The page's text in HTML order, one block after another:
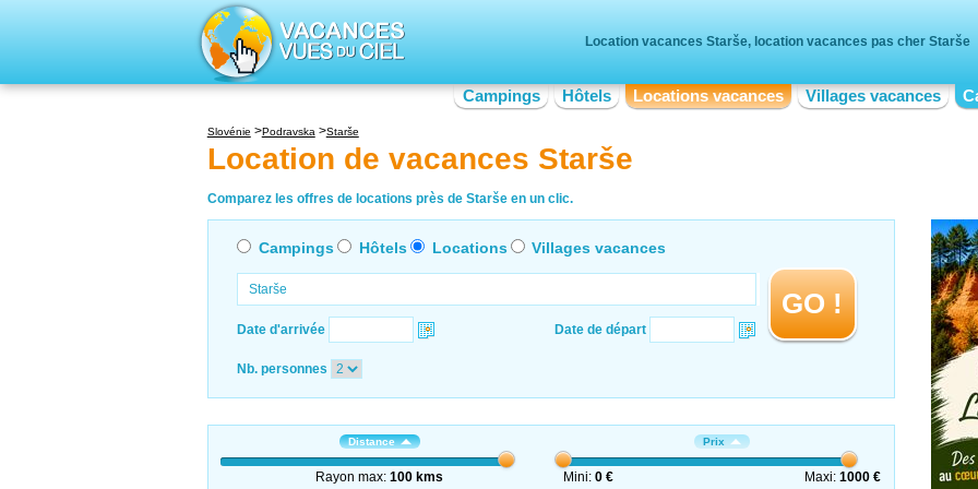
Location vacances Starše, location vacances pas cher Starše
Campings Hôtels Locations vacances Villages vacances
Slovénie Podravska Starše
Location de vacances Starše
Comparez les offres de locations près de Starše en un clic.
Campings Hôtels Locations Villages vacances
Date d'arrivée Date de départ
GO !
Nb. personnes
Distance
Rayon max:100 kms
Prix
Mini: 0 € Maxi:1000 €